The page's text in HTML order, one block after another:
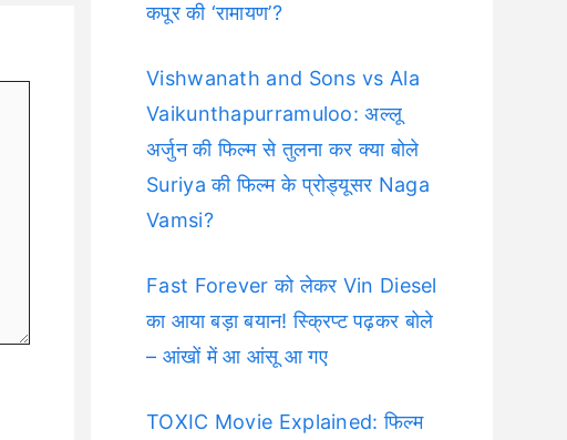
कपूर की ‘रामायण’?
Vishwanath and Sons vs Ala
Vaikunthapurramuloo: अल्लू
अर्जुन की फिल्म से तुलना कर क्या बोले
Suriya की फिल्म के प्रोड्यूसर Naga
Vamsi?
Fast Forever को लेकर Vin Diesel
का आया बड़ा बयान! स्क्रिप्ट पढ़कर बोले
– आंखों में आ आंसू आ गए
TOXIC Movie Explained: फिल्म